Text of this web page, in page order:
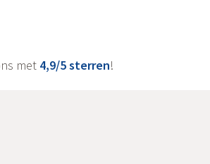
met 4,9/5 sterren!